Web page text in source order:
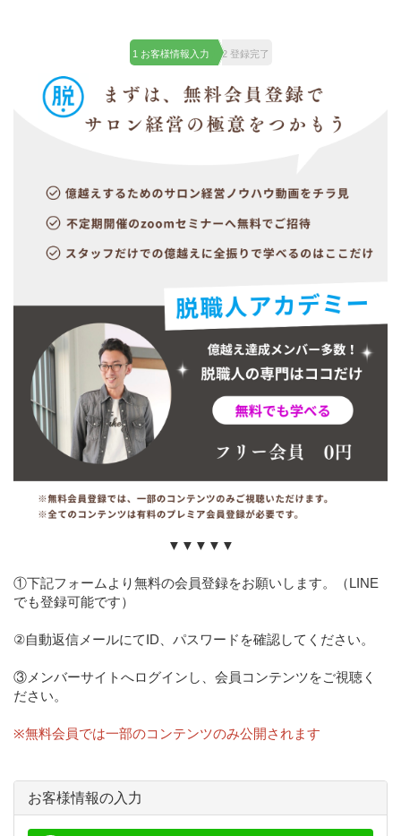
1 お客様情報入力 2 登録完了
▼▼▼▼▼
①下記フォームより無料の会員登録をお願いします。（LINE
でも登録可能です）
②自動返信メールにてID、パスワードを確認してください。
③メンバーサイトへログインし、会員コンテンツをご視聴く
ださい。
※無料会員では一部のコンテンツのみ公開されます
お客様情報の入力